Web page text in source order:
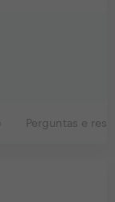
Perguntas e